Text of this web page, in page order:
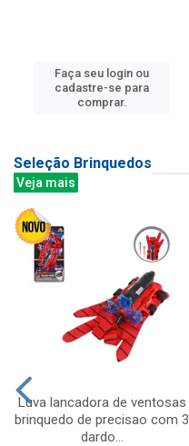
Faça seu login ou
cadastre-se para
comprar.
Seleção Brinquedos
Veja mais
Luva lancadora de ventosas
brinquedo de precisao com 3
dardo...